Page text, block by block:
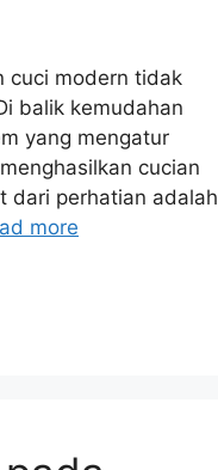
cuci modern tidak
balik kemudahan
yang mengatur
cucian
dari perhatian adalah
more